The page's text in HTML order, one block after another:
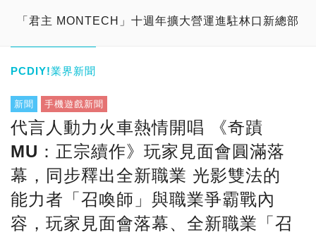
「君主 MONTECH」十週年擴大營運進駐林口新總部
PCDIY!業界新聞
新聞 手機遊戲新聞
代言人動力火車熱情開唱 《奇蹟
MU：正宗續作》玩家見面會圓滿落
幕，同步釋出全新職業 光影雙法的
能力者「召喚師」與職業爭霸戰內
容，玩家見面會落幕、全新職業「召